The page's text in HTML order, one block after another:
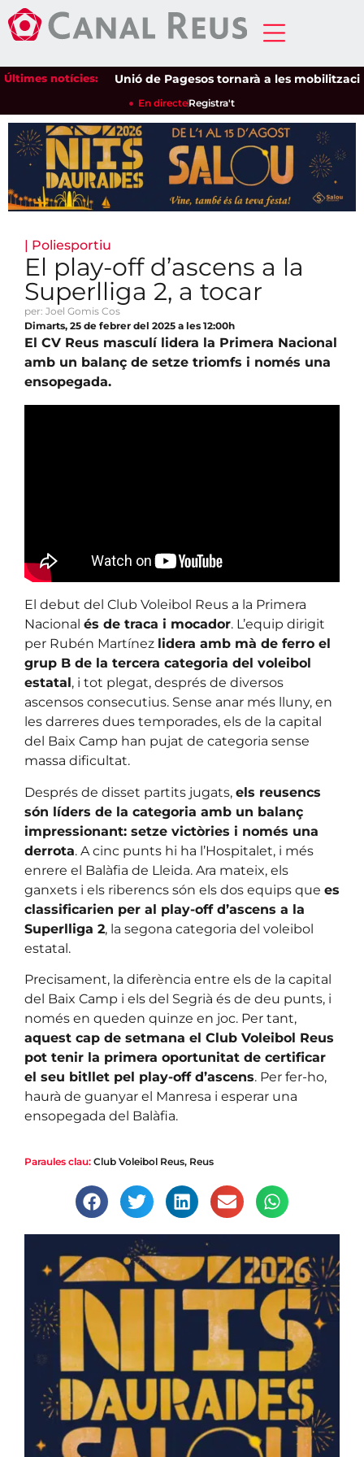
Últimes notícies:Unió de Pagesos tornarà a les
En directeRegistra't
| Poliesportiu
El play-off d’ascens a la
Superlliga 2, a tocar
per: Joel Gomis Cos
Dimarts, 25 de febrer del 2025 a les 12:00h
El CV Reus masculí lidera la Primera Nacional
amb un balanç de setze triomfs i només una
ensopegada.
El debut del Club Voleibol Reus a la Primera
Nacional és de traca i mocador. L’equip dirigit
per Rubén Martínez lidera amb mà de ferro el
grup B de la tercera categoria del voleibol
estatal, i tot plegat, després de diversos
ascensos consecutius. Sense anar més lluny, en
les darreres dues temporades, els de la capital
del Baix Camp han pujat de categoria sense
massa dificultat.
Després de disset partits jugats, els reusencs
són líders de la categoria amb un balanç
impressionant: setze victòries i només una
derrota. A cinc punts hi ha l’Hospitalet, i més
enrere el Balàfia de Lleida. Ara mateix, els
ganxets i els riberencs són els dos equips que es
classificarien per al play-off d’ascens a la
Superlliga 2, la segona categoria del voleibol
estatal.
Precisament, la diferència entre els de la capital
del Baix Camp i els del Segrià és de deu punts, i
només en queden quinze en joc. Per tant,
aquest cap de setmana el Club Voleibol Reus
pot tenir la primera oportunitat de certificar
el seu bitllet pel play-off d’ascens. Per fer-ho,
haurà de guanyar el Manresa i esperar una
ensopegada del Balàfia.
Paraules clau: Club Voleibol Reus, Reus